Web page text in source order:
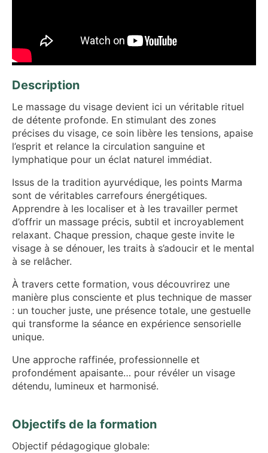
Description
Le massage du visage devient ici un véritable rituel
de détente profonde. En stimulant des zones
précises du visage, ce soin libère les tensions, apaise
l’esprit et relance la circulation sanguine et
lymphatique pour un éclat naturel immédiat.
Issus de la tradition ayurvédique, les points Marma
sont de véritables carrefours énergétiques.
Apprendre à les localiser et à les travailler permet
d’offrir un massage précis, subtil et incroyablement
relaxant. Chaque pression, chaque geste invite le
visage à se dénouer, les traits à s’adoucir et le mental
à se relâcher.
À travers cette formation, vous découvrirez une
manière plus consciente et plus technique de masser
: un toucher juste, une présence totale, une gestuelle
qui transforme la séance en expérience sensorielle
unique.
Une approche raffinée, professionnelle et
profondément apaisante… pour révéler un visage
détendu, lumineux et harmonisé.
Objectifs de la formation
Objectif pédagogique globale: